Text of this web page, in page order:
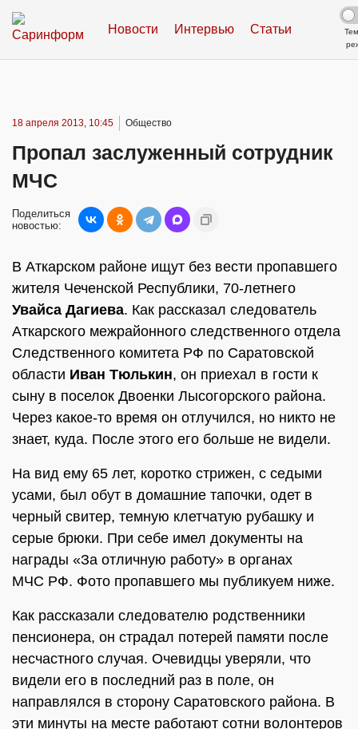
Новости Интервью Статьи
18 апреля 2013, 10:45 Общество
Пропал заслуженный сотрудник
МЧС
Поделиться
новостью:
В Аткарском районе ищут без вести пропавшего
жителя Чеченской Республики, 70-летнего
Увайса Дагиева. Как рассказал следователь
Аткарского межрайонного следственного отдела
Следственного комитета РФ по Саратовской
области Иван Тюлькин, он приехал в гости к
сыну в поселок Двоенки Лысогорского района.
Через какое-то время он отлучился, но никто не
знает, куда. После этого его больше не видели.
На вид ему 65 лет, коротко стрижен, с седыми
усами, был обут в домашние тапочки, одет в
черный свитер, темную клетчатую рубашку и
серые брюки. При себе имел документы на
награды «За отличную работу» в органах
МЧС РФ. Фото пропавшего мы публикуем ниже.
Как рассказали следователю родственники
пенсионера, он страдал потерей памяти после
несчастного случая. Очевидцы уверяли, что
видели его в последний раз в поле, он
направлялся в сторону Саратовского района. В
эти минуты на месте работают сотни волонтеров